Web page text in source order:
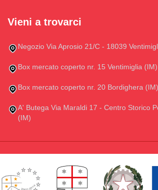
Vieni a trovarci
Negozio Via Aprosio 21/C - 18039
Box mercato coperto nr. 15 Ventimiglia (IM)
Box mercato coperto nr. 20 Bordighera (IM)
A' Butega Via Maraldi 17 - Centro Storico
(IM)